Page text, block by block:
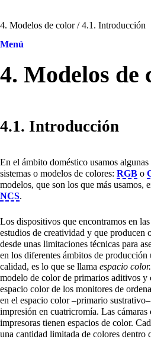
4. Modelos de color / 4.1. Introducción
Menú
4. Modelos de
4.1. Introducción
En el ámbito doméstico usamos
sistemas o modelos de colores: RGB o
modelos, que son los que más usamos,
NCS.
Los dispositivos que encontramos en
estudios de creatividad y que producen
desde unas limitaciones técnicas para
en los diferentes ámbitos de
calidad, es lo que se llama espacio color.
modelo de color de primarios aditivos y
espacio color de los monitores de
en el espacio color –primario
impresión en cuatricromía. Las cámaras
impresoras tienen espacios de color.
una cantidad limitada de colores dentro